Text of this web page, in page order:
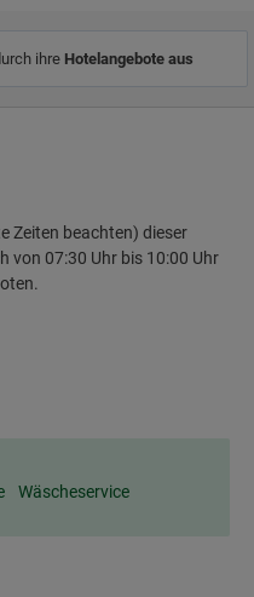
ihre Hotelangebote aus
Zeiten beachten) dieser
von 07:30 Uhr bis 10:00 Uhr
Wäscheservice